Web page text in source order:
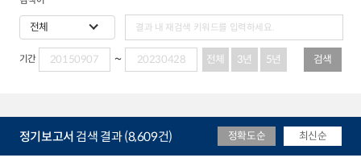
기간 전체 3년 5년 검색
정기보고서 검색 결과 (8,609건) 정확도순 최신순